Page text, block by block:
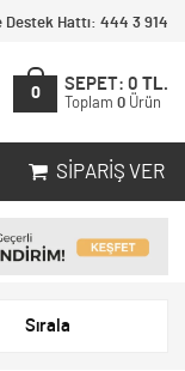
Destek Hattı: 444 3 914
0
SEPET: 0 TL.
Toplam 0 Ürün
SIPARIŞ VER
Sırala